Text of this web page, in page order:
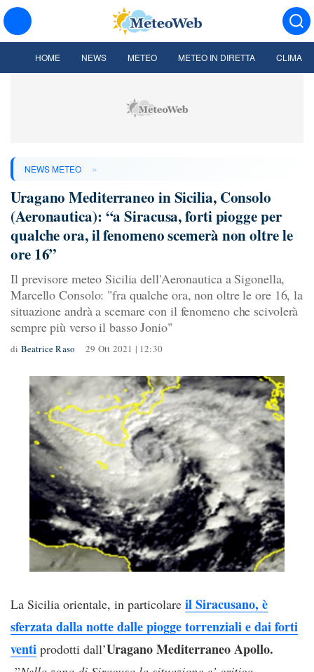
HOME NEWS METEO METEO IN DIRETTA CLIMA
NEWS METEO »
Uragano Mediterraneo in Sicilia, Consolo
(Aeronautica): “a Siracusa, forti piogge per
qualche ora, il fenomeno scemerà non oltre le
ore 16”
Il previsore meteo Sicilia dell'Aeronautica a Sigonella,
Marcello Consolo: "fra qualche ora, non oltre le ore 16, la
situazione andrà a scemare con il fenomeno che scivolerà
sempre più verso il basso Jonio"
di Beatrice Raso 29 Ott 2021 | 12:30
La Sicilia orientale, in particolare il Siracusano, è
sferzata dalla notte dalle piogge torrenziali e dai forti
venti prodotti dall’Uragano Mediterraneo Apollo.